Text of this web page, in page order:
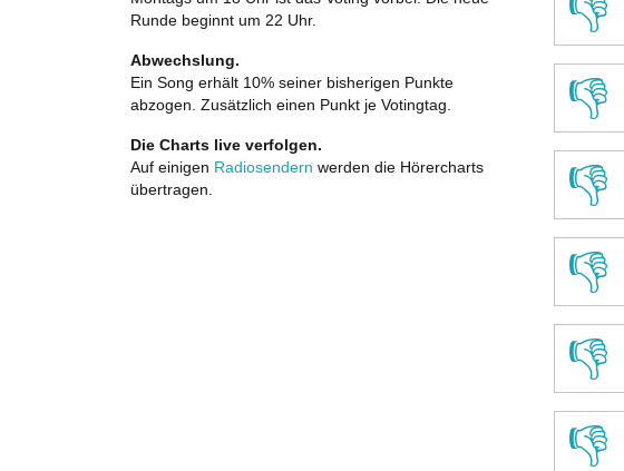
👎
👎
👎
👎
👎
👎
Runde beginnt um 22 Uhr.
Abwechslung.
Ein Song erhält 10% seiner bisherigen Punkte
abzogen. Zusätzlich einen Punkt je Votingtag.
Die Charts live verfolgen.
Auf einigen Radiosendern werden die Hörercharts
übertragen.